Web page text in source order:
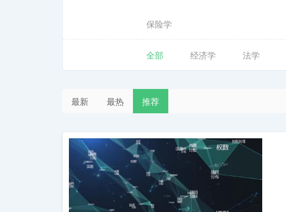
保险学
全部 经济学 法学
最新 最热 推荐